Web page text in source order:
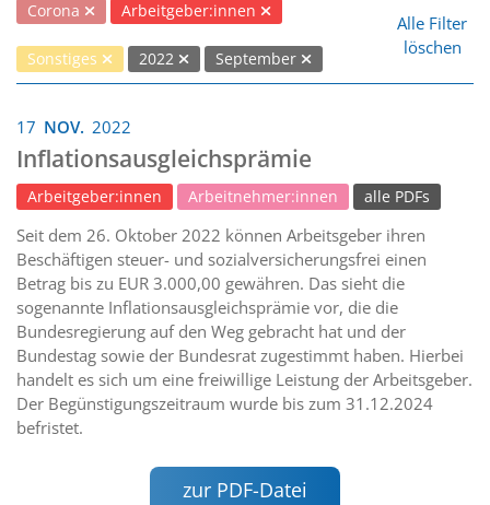
Corona Arbeitgeber:innen
Sonstiges 2022 September
Alle Filter
löschen
17 NOV. 2022
Inflationsausgleichsprämie
Arbeitgeber:innen Arbeitnehmer:innen alle PDFs
Seit dem 26. Oktober 2022 können Arbeitsgeber ihren
Beschäftigen steuer- und sozialversicherungsfrei einen
Betrag bis zu EUR 3.000,00 gewähren. Das sieht die
sogenannte Inflationsausgleichsprämie vor, die die
Bundesregierung auf den Weg gebracht hat und der
Bundestag sowie der Bundesrat zugestimmt haben. Hierbei
handelt es sich um eine freiwillige Leistung der Arbeitsgeber.
Der Begünstigungszeitraum wurde bis zum 31.12.2024
befristet.
zur PDF-Datei